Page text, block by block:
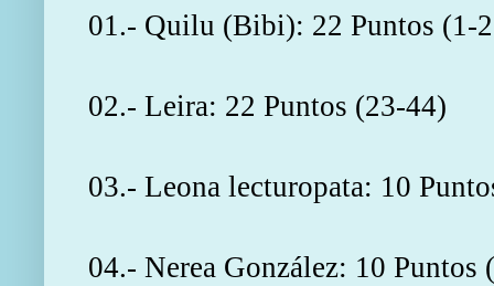
01.- Quilu (Bibi): 22 Puntos (1-
02.- Leira: 22 Puntos (23-44)
03.- Leona lecturopata: 10
04.- Nerea González: 10 Puntos